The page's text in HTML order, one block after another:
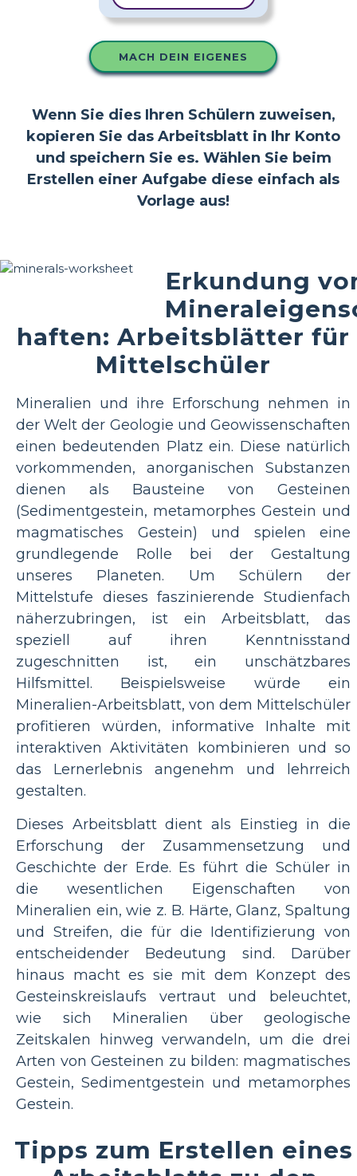
MACH DEIN EIGENES
Wenn Sie dies Ihren Schülern zuweisen,
kopieren Sie das Arbeitsblatt in Ihr Konto
und speichern Sie es. Wählen Sie beim
Erstellen einer Aufgabe diese einfach als
Vorlage aus!
Erkundung
haften: Arbeitsblätter für
Mittelschüler
Mineralien und ihre Erforschung nehmen in
der Welt der Geologie und Geowissenschaften
einen bedeutenden Platz ein. Diese natürlich
vorkommenden, anorganischen Substanzen
dienen als Bausteine ​​von Gesteinen
(Sedimentgestein, metamorphes Gestein und
magmatisches Gestein) und spielen eine
grundlegende Rolle bei der Gestaltung
unseres Planeten. Um Schülern der
Mittelstufe dieses faszinierende Studienfach
näherzubringen, ist ein Arbeitsblatt, das
speziell auf ihren Kenntnisstand
zugeschnitten ist, ein unschätzbares
Hilfsmittel. Beispielsweise würde ein
Mineralien-Arbeitsblatt, von dem Mittelschüler
profitieren würden, informative Inhalte mit
interaktiven Aktivitäten kombinieren und so
das Lernerlebnis angenehm und lehrreich
gestalten.
Dieses Arbeitsblatt dient als Einstieg in die
Erforschung der Zusammensetzung und
Geschichte der Erde. Es führt die Schüler in
die wesentlichen Eigenschaften von
Mineralien ein, wie z. B. Härte, Glanz, Spaltung
und Streifen, die für die Identifizierung von
entscheidender Bedeutung sind. Darüber
hinaus macht es sie mit dem Konzept des
Gesteinskreislaufs vertraut und beleuchtet,
wie sich Mineralien über geologische
Zeitskalen hinweg verwandeln, um die drei
Arten von Gesteinen zu bilden: magmatisches
Gestein, Sedimentgestein und metamorphes
Gestein.
Tipps zum Erstellen eines